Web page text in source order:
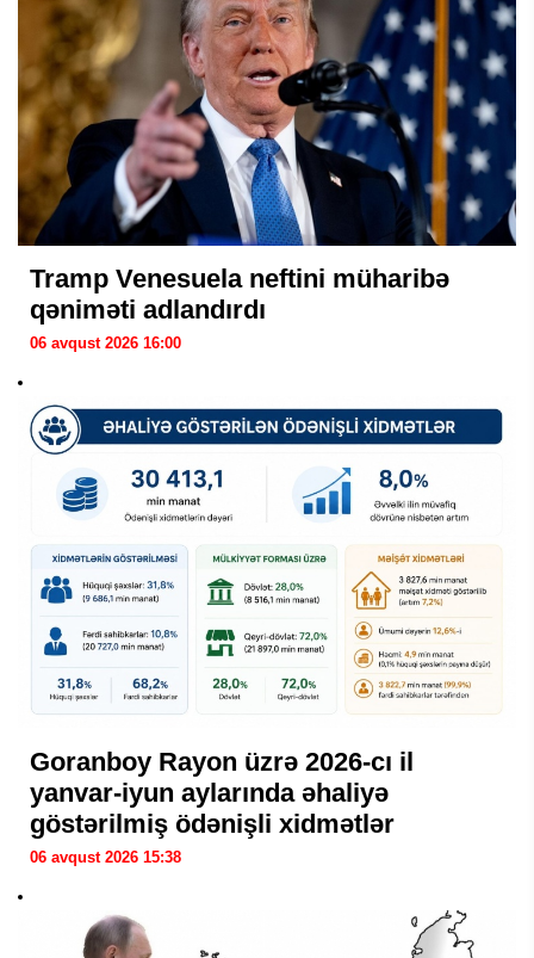
Tramp Venesuela neftini müharibə
qəniməti adlandırdı
06 avqust 2026 16:00
Goranboy Rayon üzrə 2026-cı il
yanvar-iyun aylarında əhaliyə
göstərilmiş ödənişli xidmətlər
06 avqust 2026 15:38